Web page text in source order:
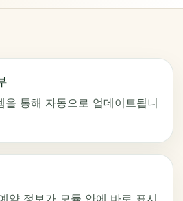
을 통해 자동으로 업데이트됩니
약 정보가 모듈 안에 바로 표시